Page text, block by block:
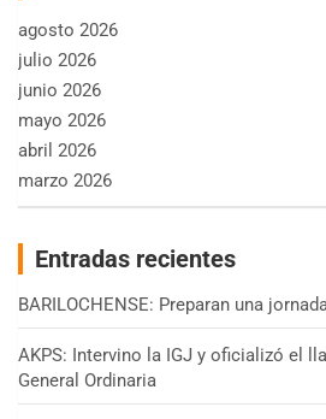
agosto 2026
julio 2026
junio 2026
mayo 2026
abril 2026
marzo 2026
Entradas recientes
BARILOCHENSE: Preparan una
AKPS: Intervino la IGJ y oficializó el
General Ordinaria